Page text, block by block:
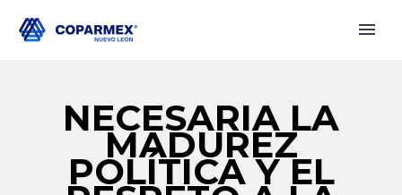
NECESARIA LA
MADUREZ
POLÍTICA Y EL